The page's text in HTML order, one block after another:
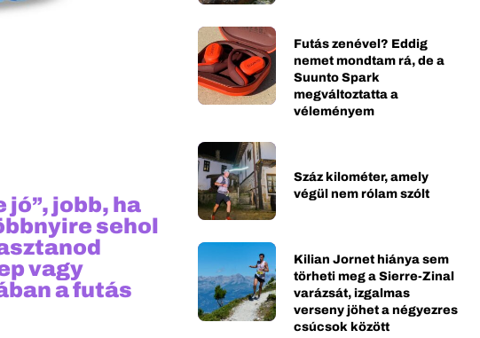
jobb, ha
sehol
vagy
a futás
Futás zenével? Eddig
nemet mondtam rá, de a
Suunto Spark
megváltoztatta a
véleményem
Száz kilométer, amely
végül nem rólam szólt
Kilian Jornet hiánya sem
törheti meg a Sierre-Zinal
varázsát, izgalmas
verseny jöhet a négyezres
csúcsok között